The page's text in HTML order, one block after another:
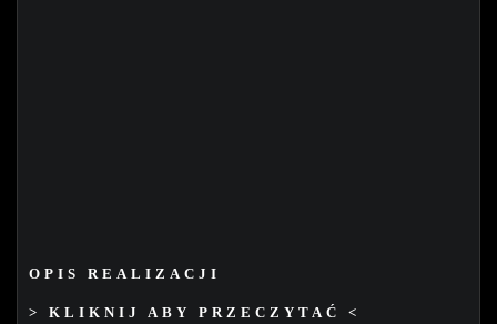
OPIS REALIZACJI
> KLIKNIJ ABY PRZECZYTAĆ <